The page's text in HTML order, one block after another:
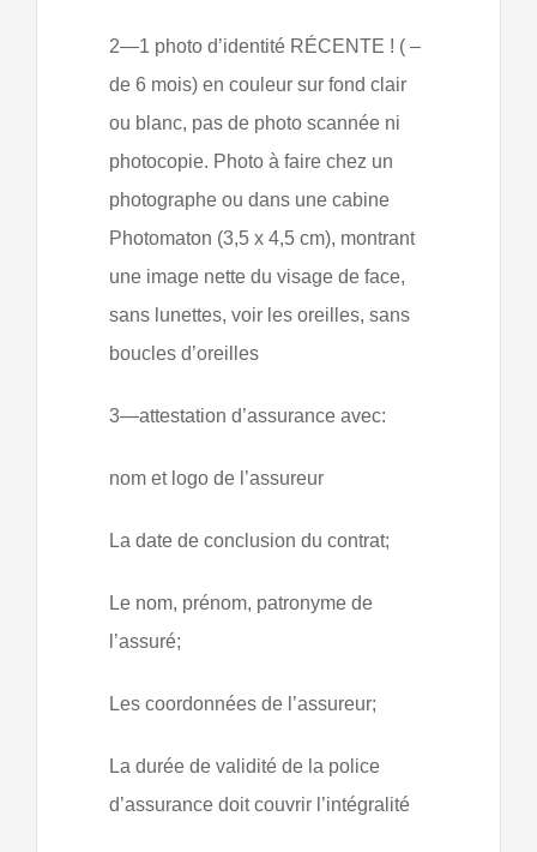
2—1 photo d’identité RÉCENTE ! ( –
de 6 mois) en couleur sur fond clair
ou blanc, pas de photo scannée ni
photocopie. Photo à faire chez un
photographe ou dans une cabine
Photomaton (3,5 x 4,5 cm), montrant
une image nette du visage de face,
sans lunettes, voir les oreilles, sans
boucles d’oreilles
3—attestation d’assurance avec:
nom et logo de l’assureur
La date de conclusion du contrat;
Le nom, prénom, patronyme de
l’assuré;
Les coordonnées de l’assureur;
La durée de validité de la police
d’assurance doit couvrir l’intégralité